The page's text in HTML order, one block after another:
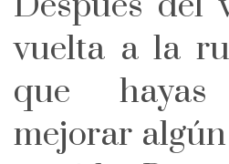
vuelta a la
que hayas
mejorar